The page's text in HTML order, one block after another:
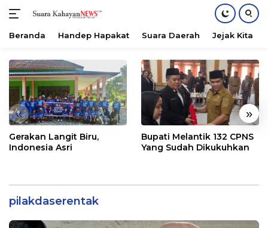
konten
Beranda Handep Hapakat Suara Daerah Jejak Kita
« »
Gerakan Langit Biru,
Indonesia Asri
Bupati Melantik 132 CPNS
Yang Sudah Dikukuhkan
pilakdaserentak